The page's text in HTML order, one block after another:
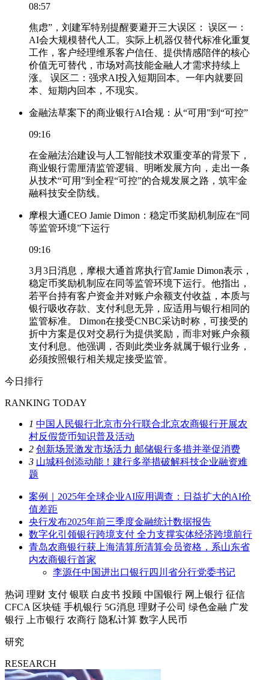
08:57
焦虑”，刘建军特别提醒要避开三大误区： 误区一：
AI会大规模替代人工。实际上机器仅替代标准化重复
工作，客户经理维系客户信任、提供情感陪伴的核心
价值无可替代，市场对高技能金融人才需求持续上
涨。 误区二：强求AI投入短期回本。一年内就要回
本、短期内回本，不现实。
金融法草案下的商业银行AI合规：从“可用”到“可控”
09:16
在金融法治建设与人工智能技术双重变革的背景下，
商业银行需厘清监管逻辑、明晰发展方向，走出一条
从技术“可用”到全程“可控”的合规发展之路，筑牢金
融科技安全防线。
摩根大通CEO Jamie Dimon：稳定币奖励机制应在“同
等监管环境”下运行
09:16
3月3日消息，摩根大通首席执行官Jamie Dimon表示，
稳定币奖励机制应在同等监管环境下运行。他指出，
若平台持有客户资金并对账户余额支付收益，本质与
银行吸收存款、支付利息无异，应适用与银行相同的
监管标准。 Dimon在接受CNBC采访时称，可接受的
折中方案是仅对交易行为提供奖励，而非对账户余额
支付利息。他强调，否则此类业务就属于银行业务，
必须按照银行相关规定接受监管。
今日排行
RANKING TODAY
1 中国人民银行北京市分行联合北京农商银行开展农
村反假货币知识普及活动
2 创新场景激发市场活力 邮储银行多措并举促消费
3 山城科创添动能！建行多举措破解科技企业融资难
题
案例｜2025年全球企业AI应用调查：日益扩大的AI价
值差距
央行发布2025年前三季度金融统计数据报告
数字化引领银行跨境支付 全力支撑实体经济跨境前行
青岛农商银行获上海清算所清算会员资格，系山东省
内农商银行首家
李源任中国进出口银行四川省分行党委书记
热词 理财 支付 银联 白皮书 投顾 中国银行 网上银行 征信
CFCA 区块链 手机银行 5G消息 理财子公司 绿色金融 广发
银行
上市银行 农商行 隐私计算 数字人民币
研究
RESEARCH